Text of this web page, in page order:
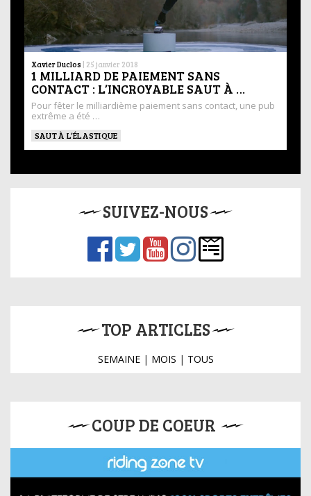
Xavier Duclos | 25 janvier 2018
1 MILLIARD DE PAIEMENT SANS
CONTACT : L’INCROYABLE SAUT À …
Pour fêter le milliardième paiement sans contact, une pub
extrême a été …
SAUT À L’ÉLASTIQUE
SUIVEZ-NOUS
TOP ARTICLES
SEMAINE| MOIS | TOUS
COUP DE COEUR